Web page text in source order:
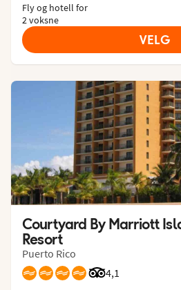
Fly og hotell for
2 voksne
VELG
Courtyard By Marriott
Resort
Puerto Rico
4,1
Vurdering fra